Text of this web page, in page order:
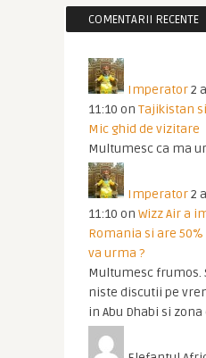
COMENTARII RECENTE
Imperator2
11:10 on Tajikistan
Mic ghid de vizitare
Multumesc ca ma
Imperator2
11:10 on Wizz Air a
Romania si are 50%
va urma ?
Multumesc frumos.
niste discutii pe
in Abu Dhabi si